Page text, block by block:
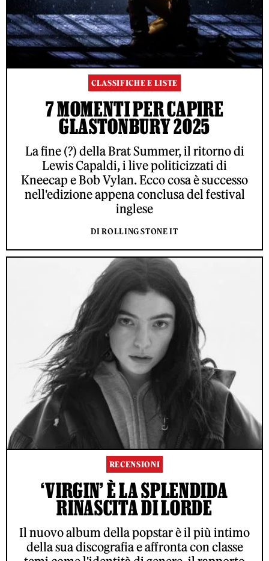
CLASSIFICHE E LISTE
7 MOMENTI PER CAPIRE
GLASTONBURY 2025
La fine (?) della Brat Summer, il ritorno di
Lewis Capaldi, i live politicizzati di
Kneecap e Bob Vylan. Ecco cosa è successo
nell'edizione appena conclusa del festival
inglese
DI ROLLING STONE IT
RECENSIONI
‘VIRGIN’ È LA SPLENDIDA
RINASCITA DI LORDE
Il nuovo album della popstar è il più intimo
della sua discografia e affronta con classe